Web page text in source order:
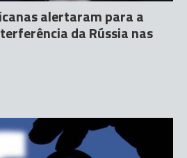
alertaram para a
da Rússia nas